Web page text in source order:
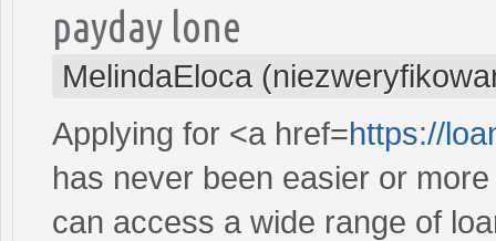
payday lone
MelindaEloca
Applying for <a href=https://
has never been easier or
can access a wide range of